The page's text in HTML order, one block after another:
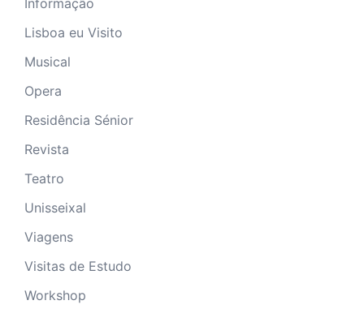
Informação
Lisboa eu Visito
Musical
Opera
Residência Sénior
Revista
Teatro
Unisseixal
Viagens
Visitas de Estudo
Workshop